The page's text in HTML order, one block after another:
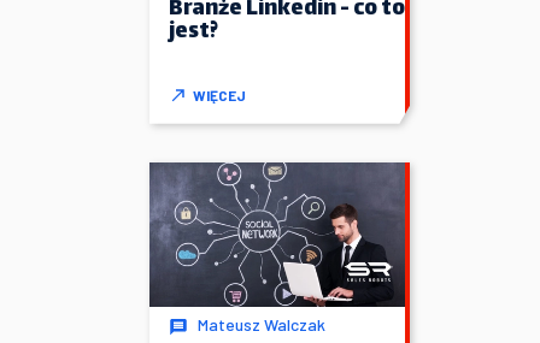
Branże Linkedin - co to
jest?
WIĘCEJ
Mateusz Walczak